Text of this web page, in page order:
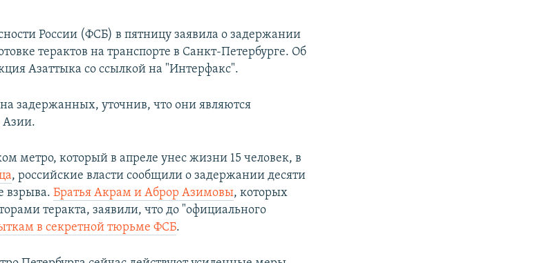
России (ФСБ) в пятницу заявила о задержании
терактов на транспорте в Санкт-Петербурге. Об
Азаттыка со ссылкой на "Интерфакс".
задержанных, уточнив, что они являются
Азии.
метро, который в апреле унес жизни 15 человек, в
, российские власти сообщили о задержании десяти
взрыва.Братья Акрам и Аброр Азимовы, которых
теракта, заявили, что до "официального
в секретной тюрьме ФСБ.